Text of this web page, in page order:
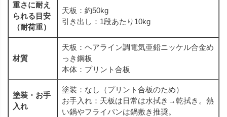
重さに耐え
られる目安
（耐荷重）
天板：約50kg
引き出し：1段あたり10kg
材質
天板：ヘアライン調電気亜鉛ニッケル合⾦め
っき鋼板
本体：プリント合板
塗装・お手
入れ
塗装：なし（プリント合板のため）
お手入れ：天板は日常は水拭き→乾拭き。熱
い鍋やフライパンは鍋敷き推奨。